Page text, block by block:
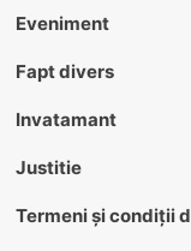
Eveniment
Fapt divers
Invatamant
Justitie
Termeni și condiții